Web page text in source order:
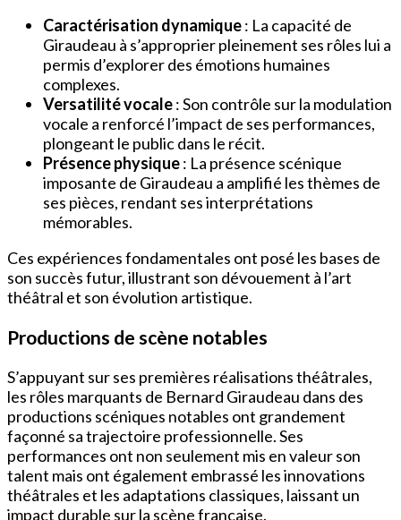
Caractérisation dynamique: La capacité de
Giraudeau à s’approprier pleinement ses rôles lui a
permis d’explorer des émotions humaines
complexes.
Versatilité vocale: Son contrôle sur la modulation
vocale a renforcé l’impact de ses performances,
plongeant le public dans le récit.
Présence physique: La présence scénique
imposante de Giraudeau a amplifié les thèmes de
ses pièces, rendant ses interprétations
mémorables.
Ces expériences fondamentales ont posé les bases de
son succès futur, illustrant son dévouement à l’art
théâtral et son évolution artistique.
Productions de scène notables
S’appuyant sur ses premières réalisations théâtrales,
les rôles marquants de Bernard Giraudeau dans des
productions scéniques notables ont grandement
façonné sa trajectoire professionnelle. Ses
performances ont non seulement mis en valeur son
talent mais ont également embrassé les innovations
théâtrales et les adaptations classiques, laissant un
impact durable sur la scène française.